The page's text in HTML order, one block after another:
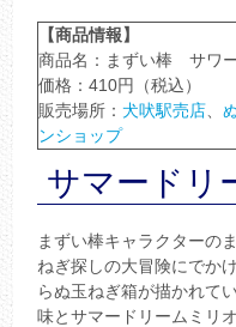
【商品情報】
商品名：まずい棒 サワ
価格：410円（税込）
販売場所：犬吠駅売店 、
ンショップ
サマードリ
まずい棒キャラクターの
ねぎ探しの大冒険にでか
らぬ玉ねぎ箱が描かれて
味とサマードリームミリ